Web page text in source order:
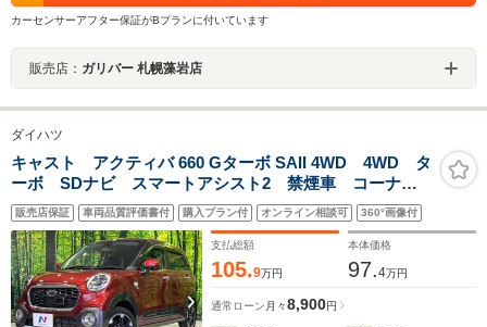
カーセンサーアフター保証がBプランに付いています
販売店： ガリバー 札幌藻岩店
ダイハツ
キャスト アクティバ 660 Gターボ SAII 4WD 4WD タ
ーボ SDナビ スマートアシスト2 禁煙車 コーナー
センサー スマートキー LEDヘッド ETC 純正15イ
ンチアルミ オートライト オートエアコン CD DVD
再生 地デジ LEDフォグ
販売店保証 車両品質評価書付 購入プラン付 オンライン相談可 360°画像付
支払総額
105.9万円
本体価格
97.4万円
通常ローン 月々8,900円